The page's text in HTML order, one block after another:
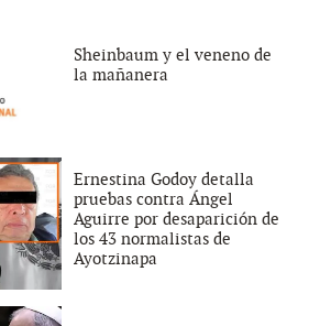
Sheinbaum y el veneno de
la mañanera
Ernestina Godoy detalla
pruebas contra Ángel
Aguirre por desaparición de
los 43 normalistas de
Ayotzinapa